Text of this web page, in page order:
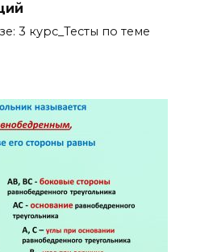
3 курс_Тесты по теме